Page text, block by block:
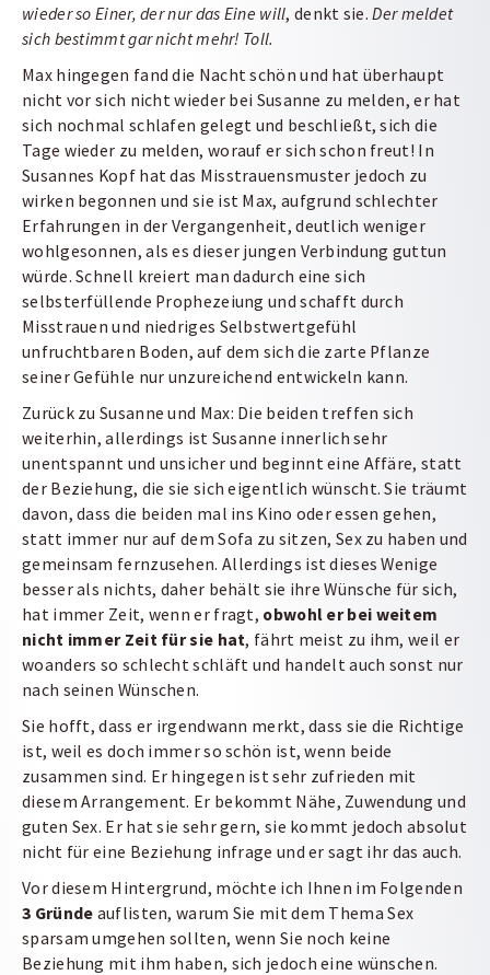
wieder so Einer, der nur das Eine will, denkt sie.Der meldet
sich bestimmt gar nicht mehr! Toll.
Max hingegen fand die Nacht schön und hat überhaupt
nicht vor sich nicht wieder bei Susanne zu melden, er hat
sich nochmal schlafen gelegt und beschließt, sich die
Tage wieder zu melden, worauf er sich schon freut! In
Susannes Kopf hat das Misstrauensmuster jedoch zu
wirken begonnen und sie ist Max, aufgrund schlechter
Erfahrungen in der Vergangenheit, deutlich weniger
wohlgesonnen, als es dieser jungen Verbindung guttun
würde. Schnell kreiert man dadurch eine sich
selbsterfüllende Prophezeiung und schafft durch
Misstrauen und niedriges Selbstwertgefühl
unfruchtbaren Boden, auf dem sich die zarte Pflanze
seiner Gefühle nur unzureichend entwickeln kann.
Zurück zu Susanne und Max: Die beiden treffen sich
weiterhin, allerdings ist Susanne innerlich sehr
unentspannt und unsicher und beginnt eine Affäre, statt
der Beziehung, die sie sich eigentlich wünscht. Sie träumt
davon, dass die beiden mal ins Kino oder essen gehen,
statt immer nur auf dem Sofa zu sitzen, Sex zu haben und
gemeinsam fernzusehen. Allerdings ist dieses Wenige
besser als nichts, daher behält sie ihre Wünsche für sich,
hat immer Zeit, wenn er fragt, obwohl er bei weitem
nicht immer Zeit für sie hat, fährt meist zu ihm, weil er
woanders so schlecht schläft und handelt auch sonst nur
nach seinen Wünschen.
Sie hofft, dass er irgendwann merkt, dass sie die Richtige
ist, weil es doch immer so schön ist, wenn beide
zusammen sind. Er hingegen ist sehr zufrieden mit
diesem Arrangement. Er bekommt Nähe, Zuwendung und
guten Sex. Er hat sie sehr gern, sie kommt jedoch absolut
nicht für eine Beziehung infrage und er sagt ihr das auch.
Vor diesem Hintergrund, möchte ich Ihnen im Folgenden
3 Gründe auflisten, warum Sie mit dem Thema Sex
sparsam umgehen sollten, wenn Sie noch keine
Beziehung mit ihm haben, sich jedoch eine wünschen.